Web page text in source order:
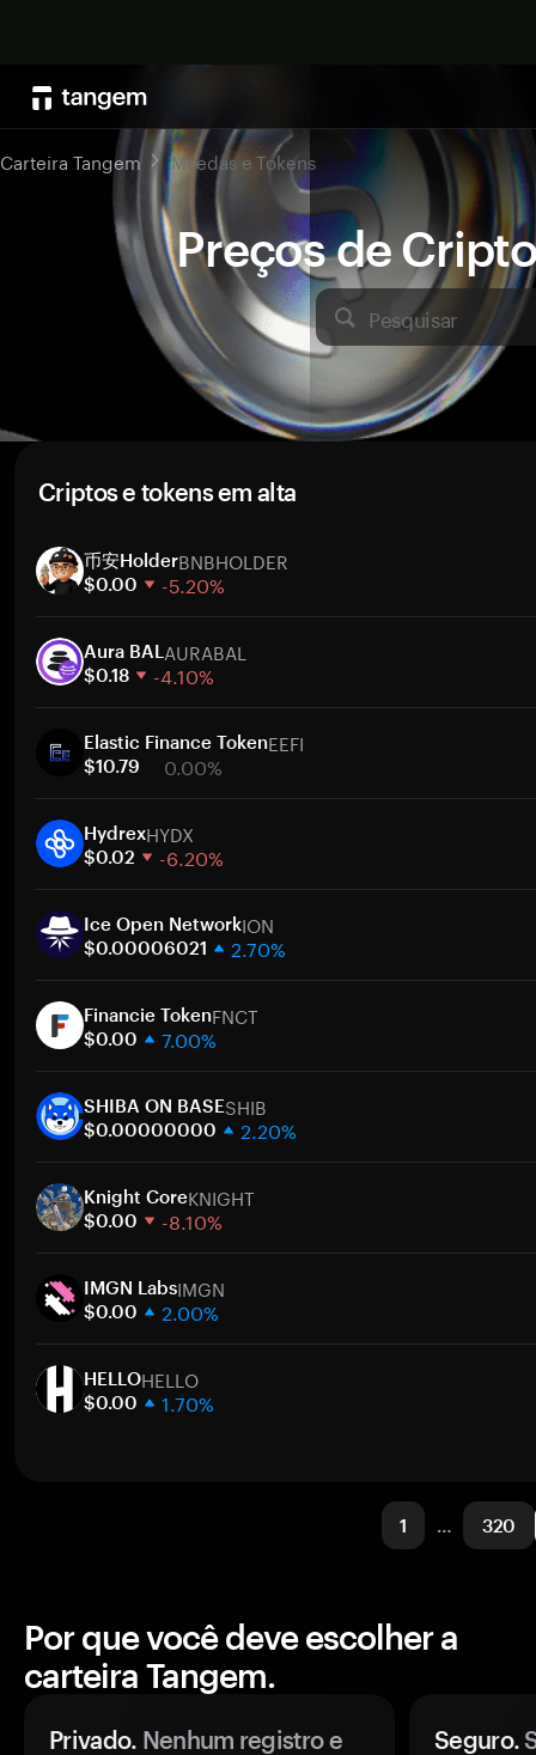
Preços de
Pesquisar
Carteira Tangem Moedas e Tokens
Criptos e tokens em alta
币安HolderBNBHOLDER
$0.00 -5.20%
30 dias
Capitalização de mercado
Aura BAL AURABAL
$0.18 -4.10%
30 dias
Capitalização de mercado
Elastic Finance TokenEEFI
$10.79 0.00%
30 dias
Capitalização de mercado
HydrexHYDX
$0.02 -6.20%
30 dias
Capitalização de mercado
Ice Open NetworkION
$0.00006021 2.70%
30 dias
Capitalização de mercado
Financie TokenFNCT
$0.00 7.00%
30 dias
Capitalização de mercado
SHIBA ON BASESHIB
$0.00000000 2.20%
30 dias
Capitalização de mercado
Knight CoreKNIGHT
$0.00 -8.10%
30 dias
Capitalização de mercado
IMGN LabsIMGN
$0.00 2.00%
30 dias
Capitalização de mercado
HELLOHELLO
$0.00 1.70%
1 … 320
Por que você deve escolher a
carteira Tangem.
Privado. Nenhum registro e
Seguro.